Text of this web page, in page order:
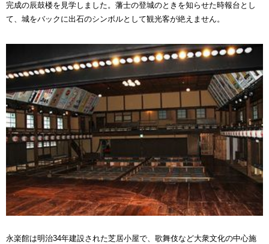
完成の辰鼓楼を見学しました。藩士の登城のときを知らせた時報台とし
て、城をバックに出石のシンボルとして観光客が絶えません。
永楽館は明治34年建設された芝居小屋で、歌舞伎など大衆文化の中心施